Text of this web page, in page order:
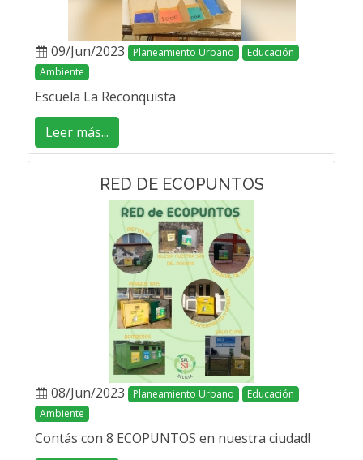
09/Jun/2023 Planeamiento Urbano
Educación
Ambiente
Escuela La Reconquista
Leer más...
RED DE ECOPUNTOS
08/Jun/2023 Planeamiento Urbano
Educación
Ambiente
Contás con 8 ECOPUNTOS en nuestra ciudad!